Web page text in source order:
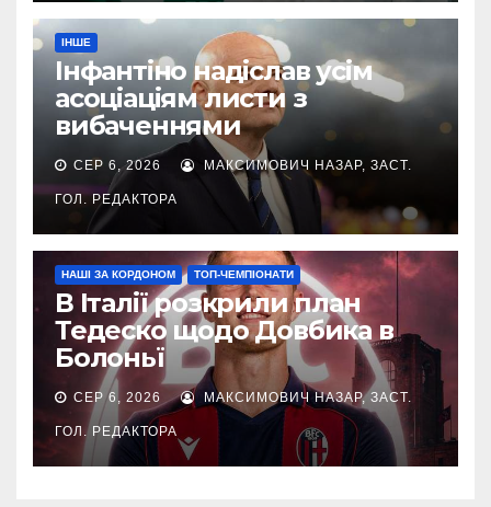
ІНШЕ
Інфантіно надіслав усім
асоціаціям листи з
вибаченнями
СЕР 6, 2026 МАКСИМОВИЧ НАЗАР, ЗАСТ.
ГОЛ. РЕДАКТОРА
НАШІ ЗА КОРДОНОМ ТОП-ЧЕМПІОНАТИ
В Італії розкрили план
Тедеско щодо Довбика в
Болоньї
СЕР 6, 2026 МАКСИМОВИЧ НАЗАР, ЗАСТ.
ГОЛ. РЕДАКТОРА